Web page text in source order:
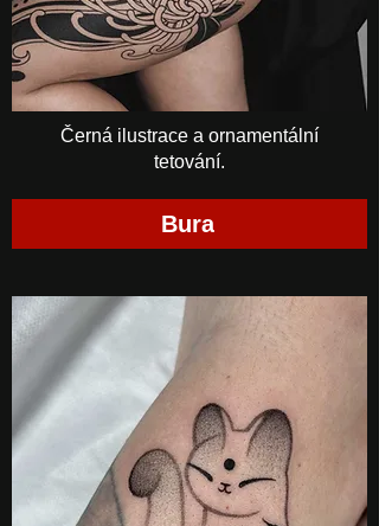
Černá ilustrace a ornamentální
tetování.
Bura